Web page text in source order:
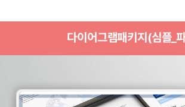
다이어그램패키지(심플_